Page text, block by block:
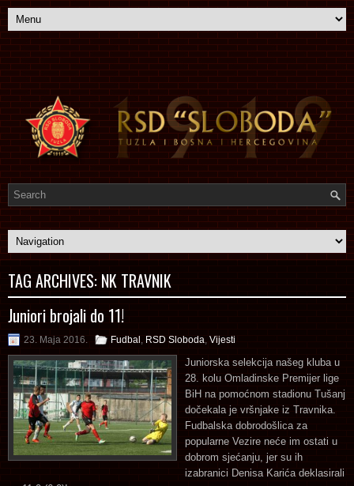
TAG ARCHIVES: NK TRAVNIK
Juniori brojali do 11!
23. Maja 2016. Fudbal RSD Sloboda Vijesti
Juniorska selekcija našeg kluba u
28. kolu Omladinske Premijer lige
BiH na pomoćnom stadionu Tušanj
dočekala je vršnjake iz Travnika.
Fudbalska dobrodošlica za
popularne Vezire neće im ostati u
dobrom sjećanju, jer su ih
izabranici Denisa Karića deklasirali